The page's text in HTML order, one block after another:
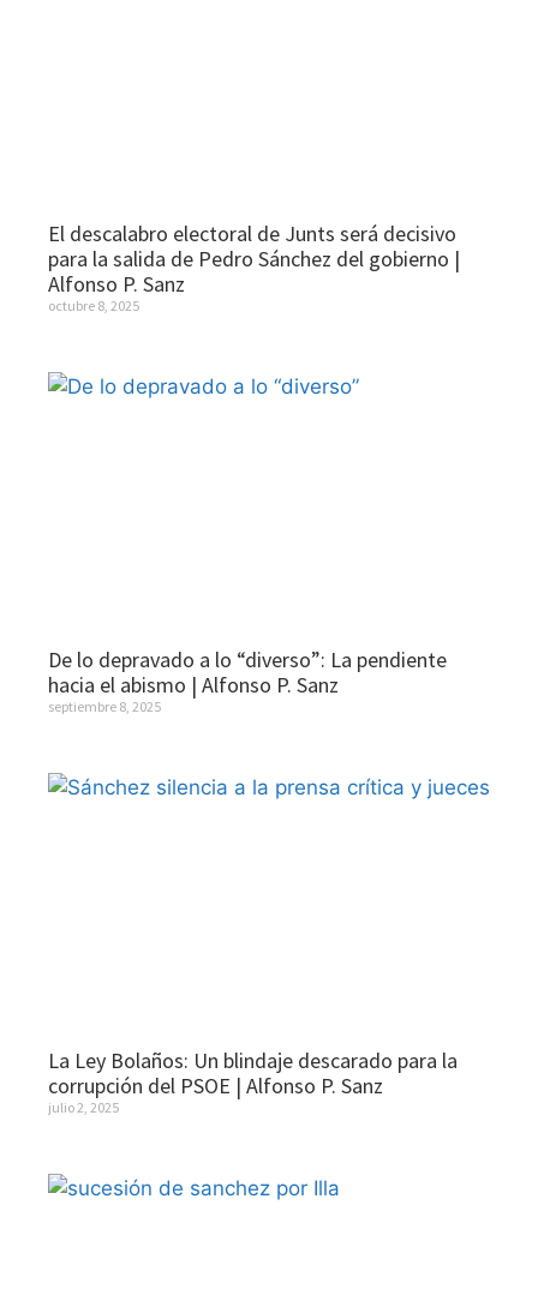
El descalabro electoral de Junts será decisivo
para la salida de Pedro Sánchez del gobierno |
Alfonso P. Sanz
octubre 8, 2025
De lo depravado a lo “diverso”: La pendiente
hacia el abismo | Alfonso P. Sanz
septiembre 8, 2025
La Ley Bolaños: Un blindaje descarado para la
corrupción del PSOE | Alfonso P. Sanz
julio 2, 2025